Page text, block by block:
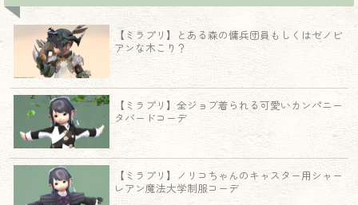
【ミラプリ】とある森の傭兵団員もしくはゼノビ
アンな木こり？
【ミラプリ】全ジョブ着られる可愛いカンパニー
タバードコーデ
【ミラプリ】ノリコちゃんのキャスター用シャー
レアン魔法大学制服コーデ